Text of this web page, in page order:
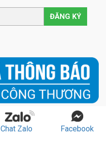
Chat Zalo Facebook